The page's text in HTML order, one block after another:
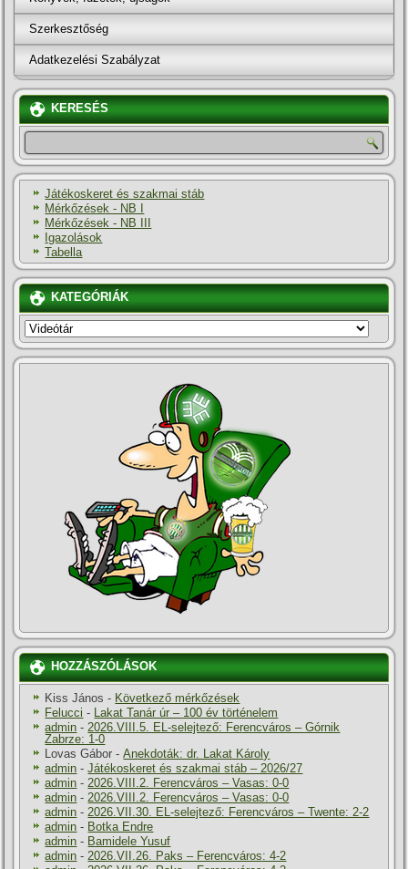
Szerkesztőség
Adatkezelési Szabályzat
KERESÉS
Játékoskeret és szakmai stáb
Mérkőzések - NB I
Mérkőzések - NB III
Igazolások
Tabella
KATEGÓRIÁK
KATEGÓRIÁK
HOZZÁSZÓLÁSOK
Kiss János - Következő mérkőzések
Felucci - Lakat Tanár úr – 100 év történelem
admin -2026.VIII.5. EL-selejtező: Ferencváros – Górnik
Zabrze: 1-0
Lovas Gábor -Anekdoták: dr. Lakat Károly
admin -Játékoskeret és szakmai stáb – 2026/27
admin -2026.VIII.2. Ferencváros – Vasas: 0-0
admin -2026.VIII.2. Ferencváros – Vasas: 0-0
admin -2026.VII.30. EL-selejtező: Ferencváros – Twente: 2-2
admin - Botka Endre
admin - Bamidele Yusuf
admin -2026.VII.26. Paks – Ferencváros: 4-2